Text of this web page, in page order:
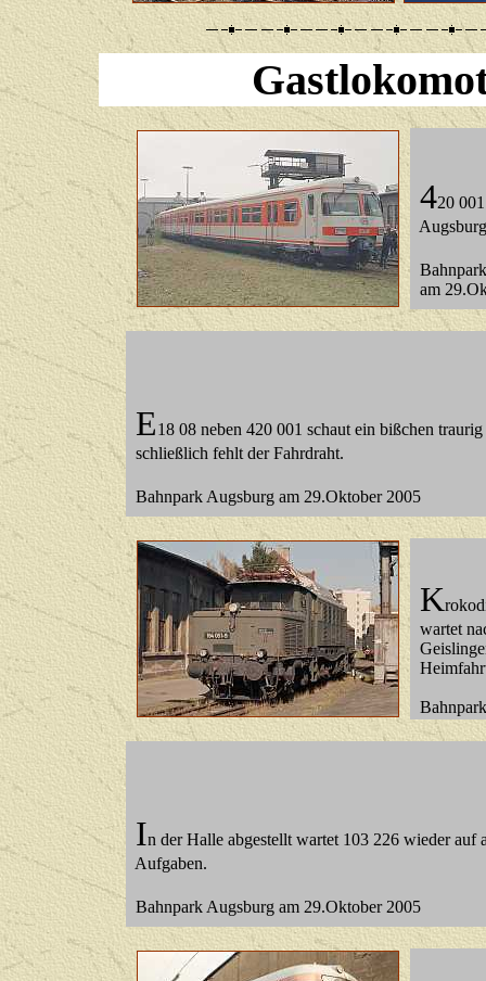
420
Augsburg
am
E18 08 neben 420 001 schaut ein bißchen
schließlich fehlt der Fahrdraht.
Bahnpark Augsburg am 29.Oktober 2005
K
wartet
In der Halle abgestellt wartet 103 226 wieder auf
Aufgaben.
Bahnpark Augsburg am 29.Oktober 2005